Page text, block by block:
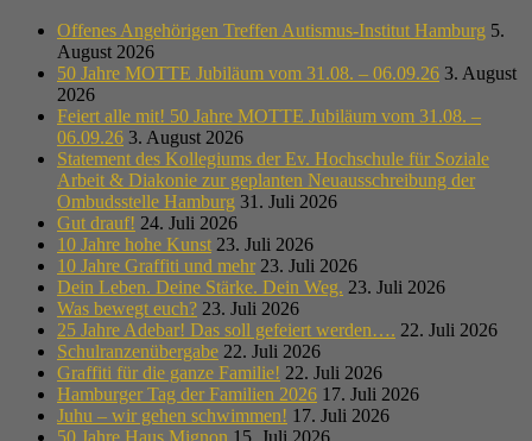
Offenes Angehörigen Treffen Autismus-Institut Hamburg 5.
August 2026
50 Jahre MOTTE Jubiläum vom 31.08. – 06.09.26 3. August
2026
Feiert alle mit! 50 Jahre MOTTE Jubiläum vom 31.08. –
06.09.26 3. August 2026
Statement des Kollegiums der Ev. Hochschule für Soziale
Arbeit & Diakonie zur geplanten Neuausschreibung der
Ombudsstelle Hamburg 31. Juli 2026
Gut drauf! 24. Juli 2026
10 Jahre hohe Kunst 23. Juli 2026
10 Jahre Graffiti und mehr 23. Juli 2026
Dein Leben. Deine Stärke. Dein Weg. 23. Juli 2026
Was bewegt euch? 23. Juli 2026
25 Jahre Adebar! Das soll gefeiert werden…. 22. Juli 2026
Schulranzenübergabe 22. Juli 2026
Graffiti für die ganze Familie! 22. Juli 2026
Hamburger Tag der Familien 2026 17. Juli 2026
Juhu – wir gehen schwimmen! 17. Juli 2026
50 Jahre Haus Mignon 15. Juli 2026